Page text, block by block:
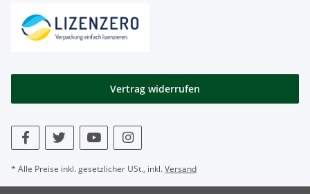
Vertrag widerrufen
* Alle Preise inkl. gesetzlicher USt., inkl.Versand